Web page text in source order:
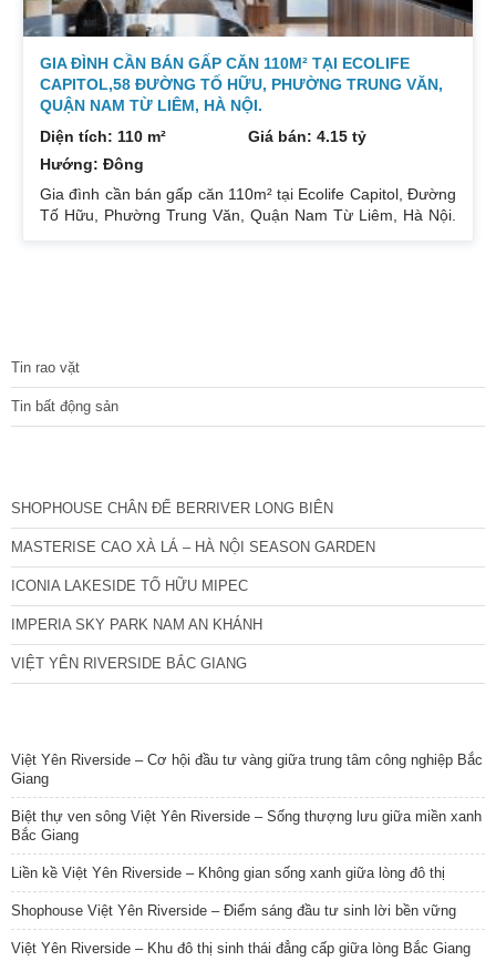
GIA ĐÌNH CẦN BÁN GẤP CĂN 110M² TẠI ECOLIFE
CAPITOL,58 ĐƯỜNG TỐ HỮU, PHƯỜNG TRUNG VĂN,
QUẬN NAM TỪ LIÊM, HÀ NỘI.
Diện tích: 110 m²
Giá bán: 4.15 tỷ
Hướng: Đông
Gia đình cần bán gấp căn 110m² tại Ecolife Capitol, Đường
Tố Hữu, Phường Trung Văn, Quận Nam Từ Liêm, Hà Nội.
Tin rao vặt
Tin bất động sản
SHOPHOUSE CHÂN ĐẾ BERRIVER LONG BIÊN
MASTERISE CAO XÀ LÁ – HÀ NỘI SEASON GARDEN
ICONIA LAKESIDE TỐ HỮU MIPEC
IMPERIA SKY PARK NAM AN KHÁNH
VIỆT YÊN RIVERSIDE BẮC GIANG
Việt Yên Riverside – Cơ hội đầu tư vàng giữa trung tâm công nghiệp Bắc
Giang
Biệt thự ven sông Việt Yên Riverside – Sống thượng lưu giữa miền xanh
Bắc Giang
Liền kề Việt Yên Riverside – Không gian sống xanh giữa lòng đô thị
Shophouse Việt Yên Riverside – Điểm sáng đầu tư sinh lời bền vững
Việt Yên Riverside – Khu đô thị sinh thái đẳng cấp giữa lòng Bắc Giang